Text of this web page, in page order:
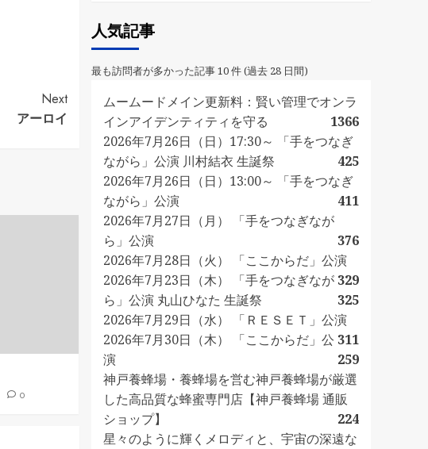
Next
アーロイ
0
人気記事
最も訪問者が多かった記事 10 件 (過去 28 日間)
ムームードメイン更新料：賢い管理でオンラ
インアイデンティティを守る
1366
2026年7月26日（日）17:30～ 「手をつなぎ
ながら」公演 川村結衣 生誕祭
425
2026年7月26日（日）13:00～ 「手をつなぎ
ながら」公演
411
2026年7月27日（月） 「手をつなぎなが
ら」公演
376
2026年7月28日（火） 「ここからだ」公演
329
2026年7月23日（木） 「手をつなぎなが
ら」公演 丸山ひなた 生誕祭
325
2026年7月29日（水） 「ＲＥＳＥＴ」公演
311
2026年7月30日（木） 「ここからだ」公
演
259
神戸養蜂場・養蜂場を営む神戸養蜂場が厳選
した高品質な蜂蜜専門店【神戸養蜂場 通販
ショップ】
224
星々のように輝くメロディと、宇宙の深遠な